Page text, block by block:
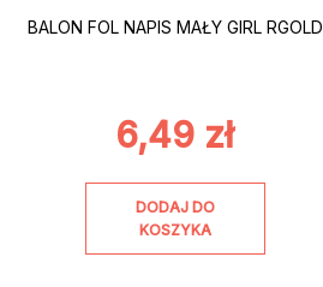
BALON FOL NAPIS MAŁY GIRL RGOLD
6,49 zł
DODAJ DO
KOSZYKA